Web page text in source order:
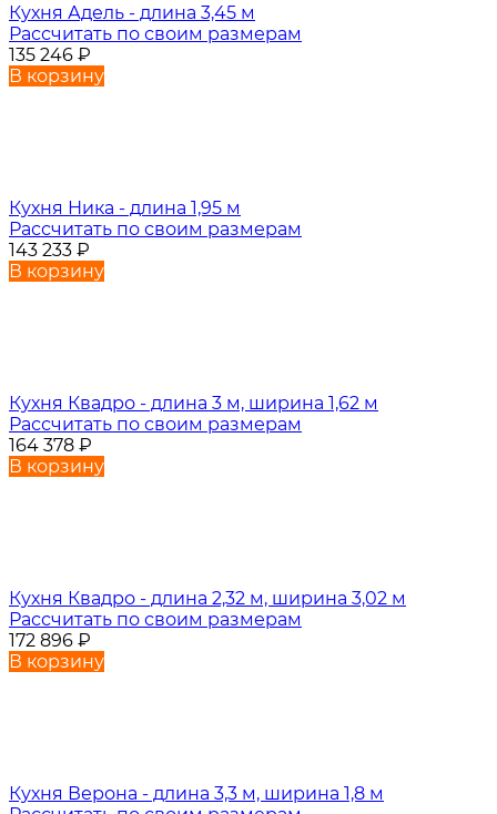
Кухня Адель - длина 3,45 м
Рассчитать по своим размерам
135 246 ₽
В корзину
Кухня Ника - длина 1,95 м
Рассчитать по своим размерам
143 233 ₽
В корзину
Кухня Квадро - длина 3 м, ширина 1,62 м
Рассчитать по своим размерам
164 378 ₽
В корзину
Кухня Квадро - длина 2,32 м, ширина 3,02 м
Рассчитать по своим размерам
172 896 ₽
В корзину
Кухня Верона - длина 3,3 м, ширина 1,8 м